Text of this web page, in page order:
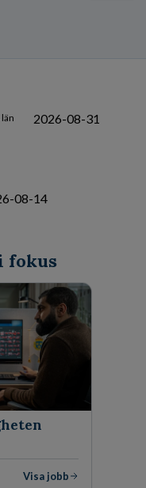
2026-08-31
08-14
fokus
Visa jobb